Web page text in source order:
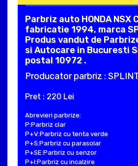
Parbriz auto HONDA NSX
fabricatie 1994, marca
Produs vandut de
si Autocare in Bucuresti
postal 10972 .
Producator parbriz :
Pret : 220 Lei
Abrevieri parbrize:
P:Parbriz clar
P+V:Parbriz cu tenta verde
P+S:Parbriz cu parasolar
P+SE:Parbriz cu senzor
P+I:Parbriz cu incalzire